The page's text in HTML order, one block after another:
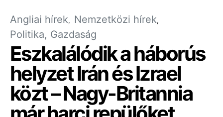
Angliai hírek Nemzetközi hírek
Politika, Gazdaság
Eszkalálódik a háborús
helyzet Irán és Izrael
közt – Nagy-Britannia